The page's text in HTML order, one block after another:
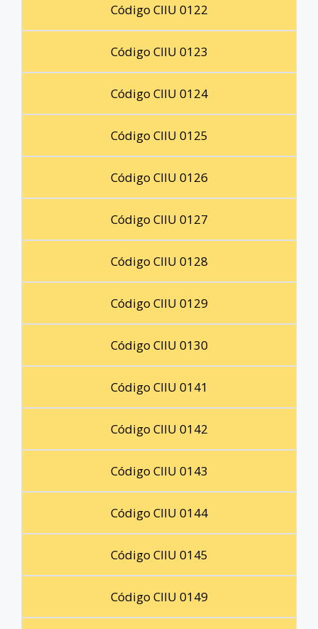
Código CIIU 0122
Código CIIU 0123
Código CIIU 0124
Código CIIU 0125
Código CIIU 0126
Código CIIU 0127
Código CIIU 0128
Código CIIU 0129
Código CIIU 0130
Código CIIU 0141
Código CIIU 0142
Código CIIU 0143
Código CIIU 0144
Código CIIU 0145
Código CIIU 0149